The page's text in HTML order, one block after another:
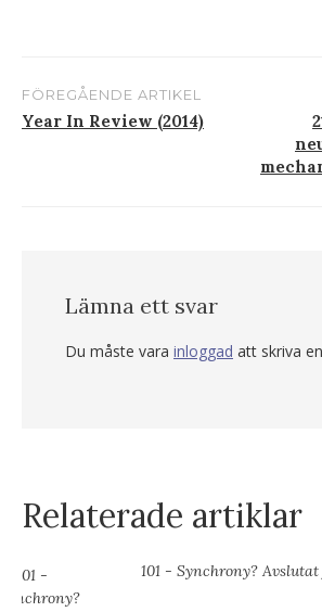
Inlägg
FÖREGÅENDE ARTIKEL
Year In Review (2014)
Lämna ett svar
Du måste vara inloggad att skriva
Relaterade artiklar
101 - Synchrony?